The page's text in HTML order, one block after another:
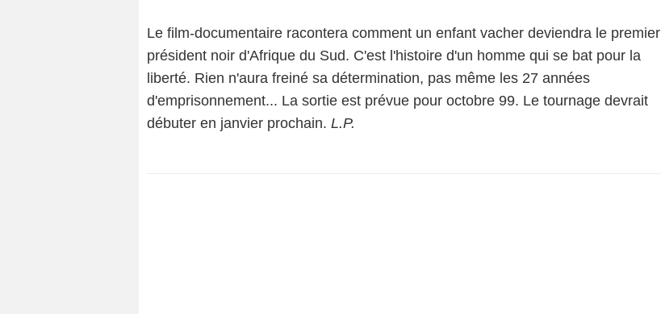
Le film-documentaire racontera comment un enfant vacher deviendra le premier
président noir d'Afrique du Sud. C'est l'histoire d'un homme qui se bat pour la
liberté. Rien n'aura freiné sa détermination, pas même les 27 années
d'emprisonnement... La sortie est prévue pour octobre 99. Le tournage devrait
débuter en janvier prochain. L.P.